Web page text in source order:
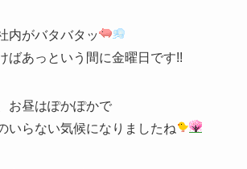
内がバタバタッ
ばあっという間に金曜日です!!
お昼はぽかぽかで
いらない気候になりましたね